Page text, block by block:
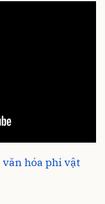
hóa phi vật